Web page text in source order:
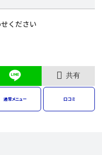
ください
共有
通常メニュー 口コミ